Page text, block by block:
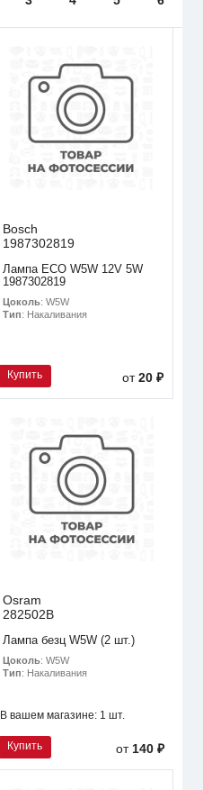
Bosch
1987302819
Лампа ECO W5W 12V 5W
1987302819
Цоколь: W5W
Тип: Накаливания
Купить от20 ₽
Osram
282502B
Лампа безц W5W (2 шт.)
Цоколь: W5W
Тип: Накаливания
В вашем магазине: 1 шт.
Купить от 140 ₽